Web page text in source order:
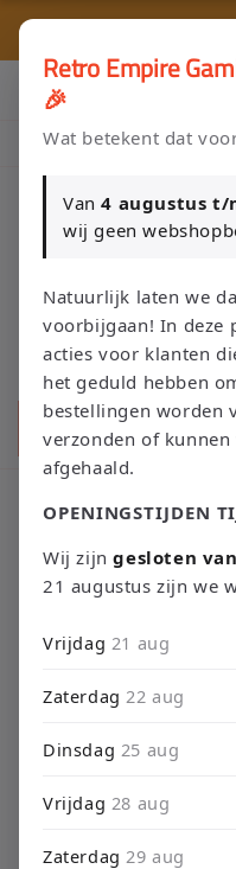
naar de
Klik Hier en Verkoop je
Nieuw: zoek je Magic-deck
direct naar
Retro Empire
🎉
Wat betekent dat
Van4 augustus t/
wij geen
Natuurlijk laten we
voorbijgaan! In deze
acties voor klanten
het geduld hebben
bestellingen worden
verzonden of
afgehaald.
OPENINGSTIJDEN
Wij zijngesloten
21 augustus zijn we
Vrijdag 21 aug
Zaterdag22 aug
Dinsdag 25 aug
Vrijdag 28 aug
Zaterdag29 aug